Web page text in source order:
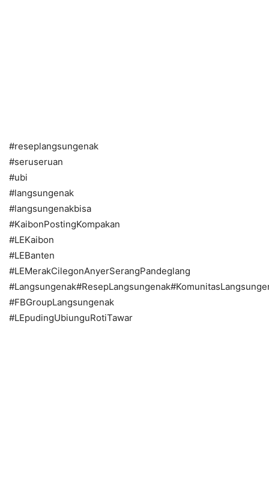
#reseplangsungenak
#seruseruan
#ubi
#langsungenak
#langsungenakbisa
#KaibonPostingKompakan
#LEKaibon
#LEBanten
#LEMerakCilegonAnyerSerangPandeglang
#FBGroupLangsungenak
#LEpudingUbiunguRotiTawar